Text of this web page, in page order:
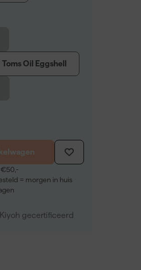
Toms Oil Eggshell
€50,-
= morgen in huis
gecertificeerd